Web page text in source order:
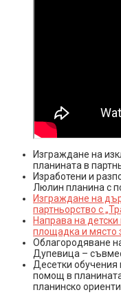
Изграждане на
планината в
Изработени и
Люлин планина с
Изграждане на
партньорство с
Направа на
площадка и място
Облагородяване
Дупевица –
Десетки обучения
помощ в
планинско